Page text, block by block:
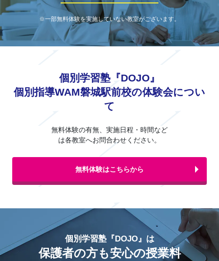
※一部無料体験を実施していない教室がございます。
個別学習塾『DOJO』
個別指導WAM磐城駅前校の体験会につい
て
無料体験の有無、実施日程・時間など
は各教室へお問合わせください。
無料体験はこちらから
個別学習塾『DOJO』は
保護者の方も安心の授業料